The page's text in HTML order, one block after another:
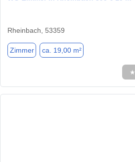
Rheinbach, 53359
Zimmer ca. 19,00 m²
★